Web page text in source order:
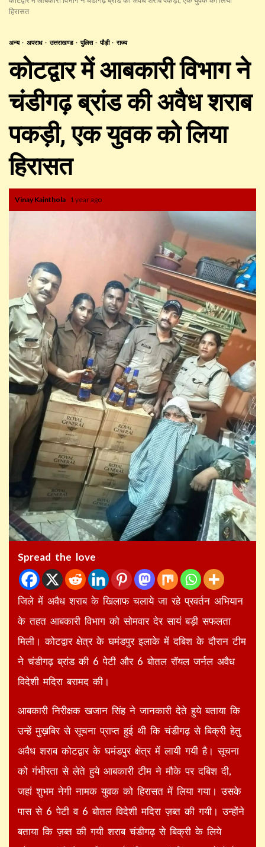
हिरासत
अन्य अपराध उत्तराखण्ड पुलिस पौड़ी राज्य
कोटद्वार में आबकारी विभाग ने
चंडीगढ़ ब्रांड की अवैध शराब
पकड़ी, एक युवक को लिया
हिरासत
Vinay Kainthola 1 year ago
Spread the love
जिले में अवैध शराब के खिलाफ चलाये जा रहे प्रवर्तन अभियान
के तहत आबकारी विभाग को सोमवार देर सायं बड़ी सफलता
मिली। कोटद्वार क्षेत्र के घमंडपुर इलाके में दबिश के दौरान टीम
ने चंडीगढ़ ब्रांड की 6 पेटी और 6 बोतल रॉयल जर्नल अवैध
विदेशी मदिरा बरामद की।
आबकारी निरीक्षक खजान सिंह ने जानकारी देते हुये बताया कि
उन्हें मुख़बिर से सूचना प्राप्त हुई थी कि चंडीगढ़ से बिक्री हेतु
अवैध शराब कोटद्वार के घमंडपुर क्षेत्र में लायी गयी है। सूचना
को गंभीरता से लेते हुये आबकारी टीम ने मौके पर दबिश दी,
जहां शुभम नेगी नामक युवक को हिरासत में लिया गया। उसके
पास से 6 पेटी व 6 बोतल विदेशी मदिरा ज़ब्त की गयी। उन्होंने
बताया कि ज़ब्त की गयी शराब चंडीगढ़ से बिक्री के लिये